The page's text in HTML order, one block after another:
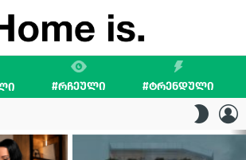
#ᲠᲩᲔᲣᲚᲘ #ᲢᲠᲔᲜᲓᲣᲚᲘ
SKIN